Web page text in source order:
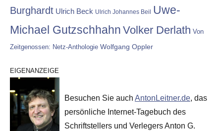
Burghardt Ulrich Beck Ulrich Johannes Beil
Uwe-
Michael Gutzschhahn Volker Derlath Von
Zeitgenossen: Netz-Anthologie Wolfgang Oppler
EIGENANZEIGE
Besuchen Sie auch AntonLeitner.de, das
persönliche Internet-Tagebuch des
Schriftstellers und Verlegers Anton G.